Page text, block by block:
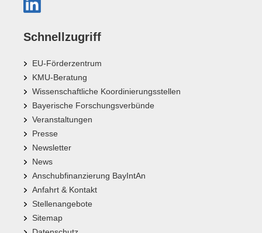
Schnellzugriff
EU-Förderzentrum
KMU-Beratung
Wissenschaftliche Koordinierungsstellen
Bayerische Forschungsverbünde
Veranstaltungen
Presse
Newsletter
News
Anschubfinanzierung BayIntAn
Anfahrt & Kontakt
Stellenangebote
Sitemap